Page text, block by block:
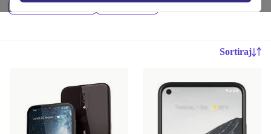
Sortiraj